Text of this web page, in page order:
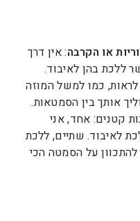
או הקרבה: אין דרך
ללכת בהן לאיבוד.
כמו למשל המוזה
אותך בין הסמטאות.
קטנים: אחד, אני
לאיבוד. שתיים, ללכת
להתכוון על הסמטה הכי